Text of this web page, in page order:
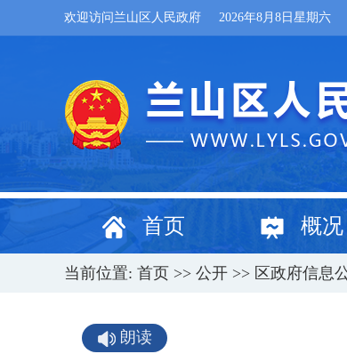
欢迎访问兰山区人民政府 2026年8月8日星期六
首页 概况
当前位置: 首页 >> 公开 >> 区政府信息
朗读